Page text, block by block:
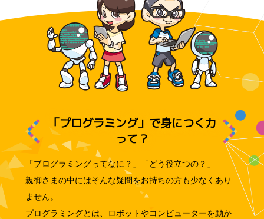
「プログラミング」で身につく力
って？
「プログラミングってなに？」「どう役立つの？」
親御さまの中にはそんな疑問をお持ちの方も少なくあり
ません。
プログラミングとは、ロボットやコンピューターを動か